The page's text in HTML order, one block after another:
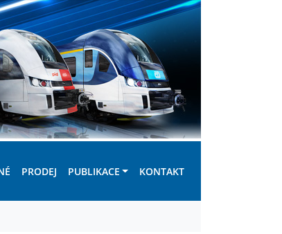
PRODEJ PUBLIKACE KONTAKT